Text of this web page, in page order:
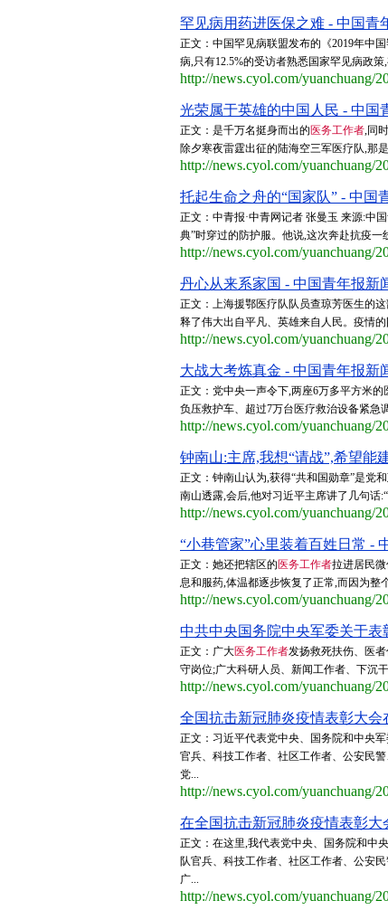
罕见病用药进医保之难 - 中国青
正文：中国罕见病联盟发布的《2019年中
病,只有12.5%的受访者熟悉国家罕见病政
http://news.cyol.com/yuanchuang/
光荣属于英雄的中国人民 - 中国
正文：是千万名挺身而出的 医务工作者,同
除夕寒夜雷霆出征的陆海空三军医疗队,那
http://news.cyol.com/yuanchuang/
托起生命之舟的“国家队” - 中国
正文：中青报·中青网记者 张曼玉 来源:中
典”时穿过的防护服。他说,这次奔赴抗疫
http://news.cyol.com/yuanchuang/
丹心从来系家国 - 中国青年报新
正文：上海援鄂医疗队队员查琼芳医生的
释了伟大出自平凡、英雄来自人民。疫情
http://news.cyol.com/yuanchuang/
大战大考炼真金 - 中国青年报新
正文：党中央一声令下,两座6万多平方米的
负压救护车、超过7万台医疗救治设备紧
http://news.cyol.com/yuanchuang/
钟南山:主席,我想“请战”,希望能
正文：钟南山认为,获得“共和国勋章”是党
南山透露,会后,他对习近平主席讲了几句话
http://news.cyol.com/yuanchuang/
“小巷管家”心里装着百姓日常 -
正文：她还把辖区的 医务工作者拉进居民
息和服药,体温都逐步恢复了正常,而因为整
http://news.cyol.com/yuanchuang/
中共中央国务院中央军委关于
正文：广大医务工作者发扬救死扶伤、医
守岗位;广大科研人员、新闻工作者、下沉
http://news.cyol.com/yuanchuang/
全国抗击新冠肺炎疫情表彰大
正文：习近平代表党中央、国务院和中央
官兵、科技工作者、社区工作者、公安民
党...
http://news.cyol.com/yuanchuang/
在全国抗击新冠肺炎疫情表彰大
正文：在这里,我代表党中央、国务院和中
队官兵、科技工作者、社区工作者、公安
广...
http://news.cyol.com/yuanchuang/